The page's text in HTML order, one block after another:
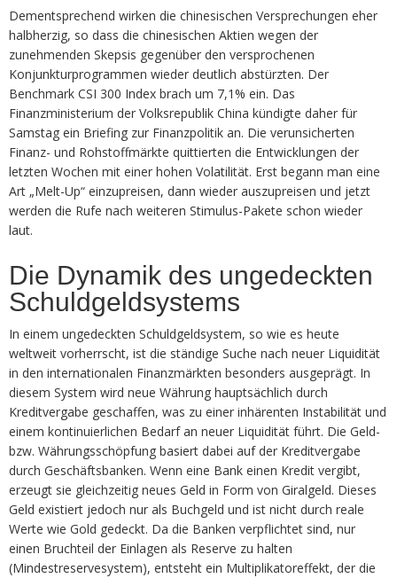
Dementsprechend wirken die chinesischen Versprechungen eher
halbherzig, so dass die chinesischen Aktien wegen der
zunehmenden Skepsis gegenüber den versprochenen
Konjunkturprogrammen wieder deutlich abstürzten. Der
Benchmark CSI 300 Index brach um 7,1% ein. Das
Finanzministerium der Volksrepublik China kündigte daher für
Samstag ein Briefing zur Finanzpolitik an. Die verunsicherten
Finanz- und Rohstoffmärkte quittierten die Entwicklungen der
letzten Wochen mit einer hohen Volatilität. Erst begann man eine
Art „Melt-Up“ einzupreisen, dann wieder auszupreisen und jetzt
werden die Rufe nach weiteren Stimulus-Pakete schon wieder
laut.
Die Dynamik des ungedeckten
Schuldgeldsystems
In einem ungedeckten Schuldgeldsystem, so wie es heute
weltweit vorherrscht, ist die ständige Suche nach neuer Liquidität
in den internationalen Finanzmärkten besonders ausgeprägt. In
diesem System wird neue Währung hauptsächlich durch
Kreditvergabe geschaffen, was zu einer inhärenten Instabilität und
einem kontinuierlichen Bedarf an neuer Liquidität führt. Die Geld-
bzw. Währungsschöpfung basiert dabei auf der Kreditvergabe
durch Geschäftsbanken. Wenn eine Bank einen Kredit vergibt,
erzeugt sie gleichzeitig neues Geld in Form von Giralgeld. Dieses
Geld existiert jedoch nur als Buchgeld und ist nicht durch reale
Werte wie Gold gedeckt. Da die Banken verpflichtet sind, nur
einen Bruchteil der Einlagen als Reserve zu halten
(Mindestreservesystem), entsteht ein Multiplikatoreffekt, der die